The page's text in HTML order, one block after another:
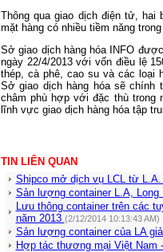
Thông qua giao dịch điện tử, hai
mặt hàng có nhiều tiềm năng
Sở giao dịch hàng hóa INFO
ngày 22/4/2013 với vốn điều lệ
thép, cà phê, cao su và các loại
Sở giao dịch hàng hóa sẽ chính
châm phù hợp với đặc thù trong
lĩnh vực giao dịch hàng hóa tập
TIN LIÊN QUAN
Shipco mở dịch vụ LCL từ
Sản lượng container L.A, Long
Lưu thông container trên các
năm 2013 (2/12/2014 10:13:43 AM)
Sản lượng container của LA
Hợp tác thương mại Việt Nam